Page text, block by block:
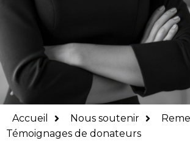
Témoignages
donateurs
Accueil Nous soutenir
Témoignages de donateurs